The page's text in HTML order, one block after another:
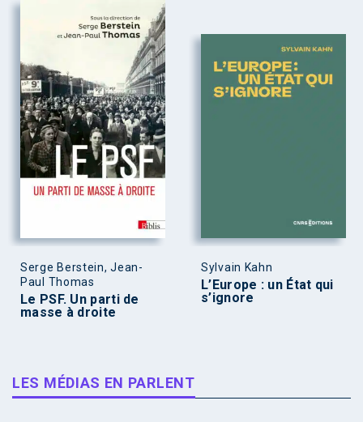
Serge Berstein, Jean-
Paul Thomas
Le PSF. Un parti de
masse à droite
Sylvain Kahn
L’Europe : un État qui
s’ignore
LES MÉDIAS EN PARLENT